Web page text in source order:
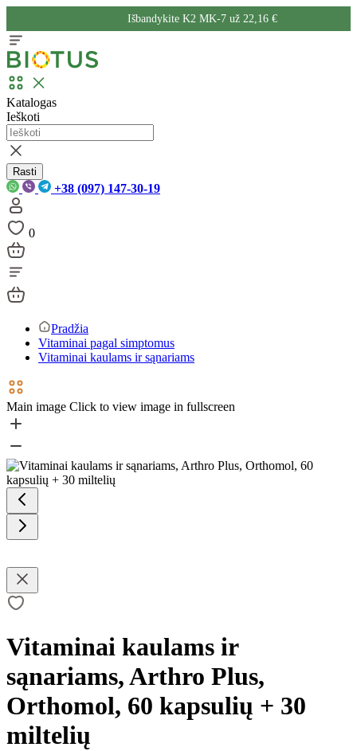
Išbandykite K2 MK-7 už 22,16 €
Katalogas
Ieškoti
Rasti
+38 (097) 147-30-19
0
Pradžia
Vitaminai pagal simptomus
Vitaminai kaulams ir sąnariams
Main image Click to view image in fullscreen
Vitaminai kaulams ir
sąnariams, Arthro Plus,
Orthomol, 60 kapsulių + 30
miltelių